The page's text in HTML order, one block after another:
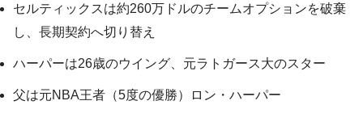
セルティックスは約260万ドルのチームオプションを破棄
し、長期契約へ切り替え
ハーパーは26歳のウイング、元ラトガース大のスター
父は元NBA王者（5度の優勝）ロン・ハーパー